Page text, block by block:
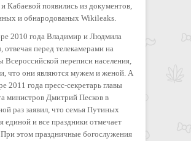
Кабаевой появились из документов,
и обнародованых Wikileaks.
2010 года Владимир и Людмила
отвечая перед телекамерами на
Всероссийской переписи населения,
что они являются мужем и женой. А
2011 года пресс-секретарь главы
министров Дмитрий Песков в
раз заявил, что семья Путиных
единой и все праздники отмечает
При этом праздничные богослужения